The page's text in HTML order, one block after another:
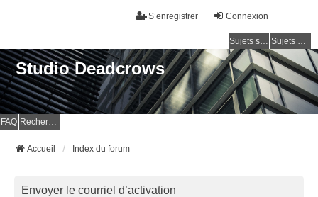
Connexion
S’enregistrer
Sujets sans réponse Sujets actifs
Studio Deadcrows
FAQ Rechercher
Accueil Index du forum
Envoyer le courriel d’activation